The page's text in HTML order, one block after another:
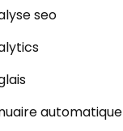
seo
automatique